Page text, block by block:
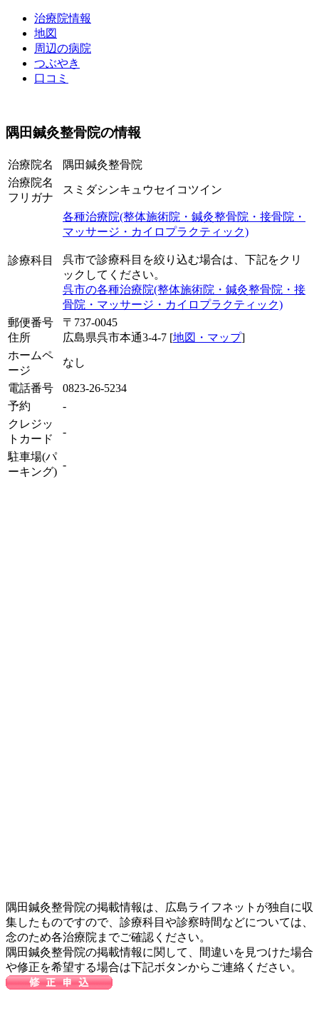
治療院情報
地図
周辺の病院
つぶやき
口コミ
隅田鍼灸整骨院の情報
治療院名
隅田鍼灸整骨院
治療院名
フリガナ
スミダシンキュウセイコツイン
診療科目
各種治療院(整体施術院・鍼灸整骨院・接骨院・
マッサージ・カイロプラクティック)
呉市で診療科目を絞り込む場合は、下記をクリ
ックしてください。
呉市の各種治療院(整体施術院・鍼灸整骨院・接
骨院・マッサージ・カイロプラクティック)
郵便番号
住所
〒737-0045
広島県呉市本通3-4-7 [地図・マップ]
ホームペ
ージ
なし
電話番号
0823-26-5234
予約
-
クレジッ
トカード
-
駐車場(パ
ーキング)
-
隅田鍼灸整骨院の掲載情報は、広島ライフネットが独自に収
集したものですので、診療科目や診察時間などについては、
念のため各治療院までご確認ください。
隅田鍼灸整骨院の掲載情報に関して、間違いを見つけた場合
や修正を希望する場合は下記ボタンからご連絡ください。